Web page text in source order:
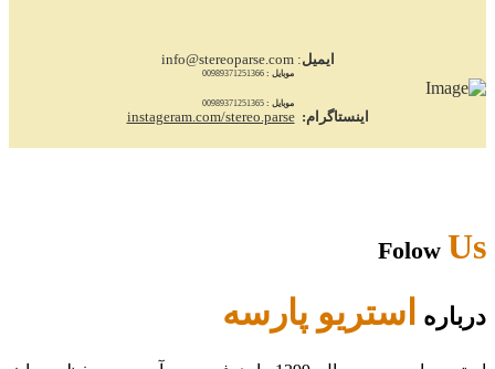
ایمیل : info@stereoparse.com
موبایل :00989371251366
موبایل :00989371251365
اینستاگرام: instageram.com/stereo.parse
FolowUs
درباره استریو پارسه